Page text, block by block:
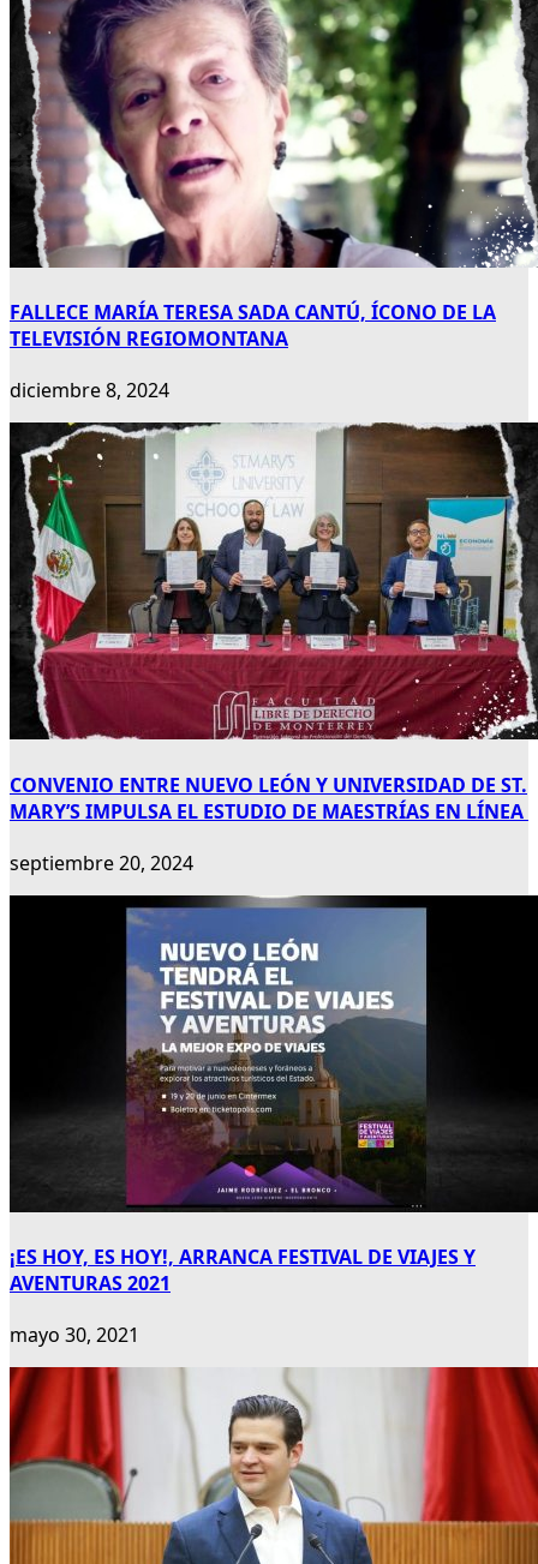
FALLECE MARÍA TERESA SADA CANTÚ, ÍCONO DE LA
TELEVISIÓN REGIOMONTANA
diciembre 8, 2024
CONVENIO ENTRE NUEVO LEÓN Y UNIVERSIDAD DE ST.
MARY’S IMPULSA EL ESTUDIO DE MAESTRÍAS EN LÍNEA
septiembre 20, 2024
¡ES HOY, ES HOY!, ARRANCA FESTIVAL DE VIAJES Y
AVENTURAS 2021
mayo 30, 2021